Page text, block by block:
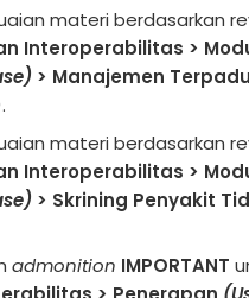
materi berdasarkan
Interoperabilitas >
> Manajemen
.
materi berdasarkan
Interoperabilitas >
> Skrining Penyakit
admonition IMPORTANT